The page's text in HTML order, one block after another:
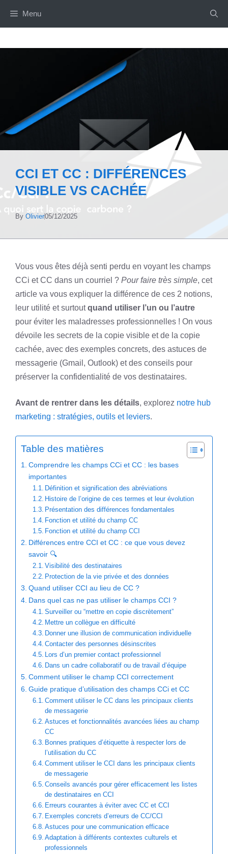
Menu
CCI ET CC : DIFFÉRENCES
VISIBLE VS CACHÉE
By Olivier05/12/2025
Vous vous êtes déjà senti perdu en voyant les champs
CCi et CC dans un courriel ? Pour faire très simple, cet
article va vous expliquer la différence de ces 2 notions,
leur utilité et surtoutquand utiliser l’un ou l’autre
pour éviter les maladresses professionnelles ! On vous
dévoile les secrets de la copie visible et de la copie
cachée, avec des exemples concrets, des astuces de
messagerie (Gmail, Outlook) et des conseils pour
préserver la confidentialité de vos destinataires.
Avant de rentrer dans les détails, explorez notre hub
marketing : stratégies, outils et leviers.
Table des matières
Comprendre les champs CCi et CC : les bases
importantes
Définition et signification des abréviations
Histoire de l’origine de ces termes et leur évolution
Présentation des différences fondamentales
Fonction et utilité du champ CC
Fonction et utilité du champ CCI
Différences entre CCI et CC : ce que vous devez
savoir 🔍
Visibilité des destinataires
Protection de la vie privée et des données
Quand utiliser CCI au lieu de CC ?
Dans quel cas ne pas utiliser le champs CCI ?
Surveiller ou “mettre en copie discrètement”
Mettre un collègue en difficulté
Donner une illusion de communication individuelle
Contacter des personnes désinscrites
Lors d’un premier contact professionnel
Dans un cadre collaboratif ou de travail d’équipe
Comment utiliser le champ CCI correctement
Guide pratique d’utilisation des champs CCi et CC
Comment utiliser le CC dans les principaux clients
de messagerie
Astuces et fonctionnalités avancées liées au champ
CC
Bonnes pratiques d’étiquette à respecter lors de
l’utilisation du CC
Comment utiliser le CCI dans les principaux clients
de messagerie
Conseils avancés pour gérer efficacement les listes
de destinataires en CCI
Erreurs courantes à éviter avec CC et CCI
Exemples concrets d’erreurs de CC/CCI
Astuces pour une communication efficace
Adaptation à différents contextes culturels et
professionnels